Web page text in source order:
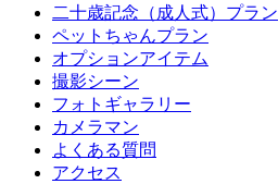
二十歳記念（成人式）プラン
ペットちゃんプラン
オプションアイテム
撮影シーン
フォトギャラリー
カメラマン
よくある質問
アクセス